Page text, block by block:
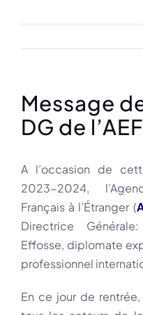
Message
DG de
A l’occasion de
2023-2024,
Français à l’Étranger (
Directrice
Effosse, diplomate
professionnel
En ce jour de